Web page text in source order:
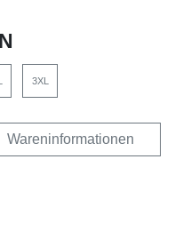
3XL
Wareninformationen